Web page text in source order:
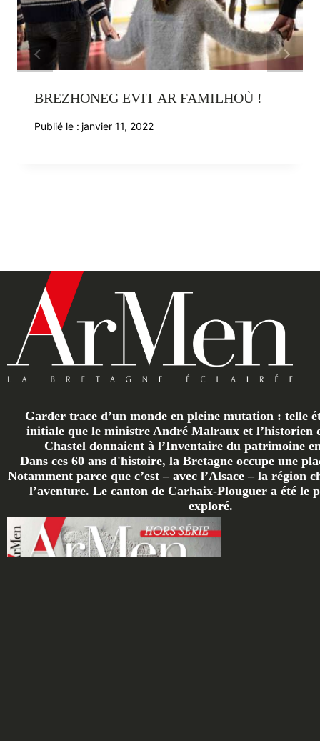
BREZHONEG EVIT AR FAMILHOÙ !
Publié le : janvier 11, 2022
Garder trace d’un monde en pleine mutation : telle
initiale que le ministre André Malraux et l’historien
Chastel donnaient à l’Inventaire du patrimoine
Dans ces 60 ans d'histoire, la Bretagne occupe une
Notamment parce que c’est – avec l’Alsace – la région
l’aventure. Le canton de Carhaix-Plouguer a été le
exploré.